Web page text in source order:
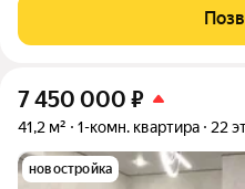
прекрасный полукруглый
кухонный гарнитур. Квартира
7 450 000 ₽
41,2 м² 1-комн. квартира 22
новостройка